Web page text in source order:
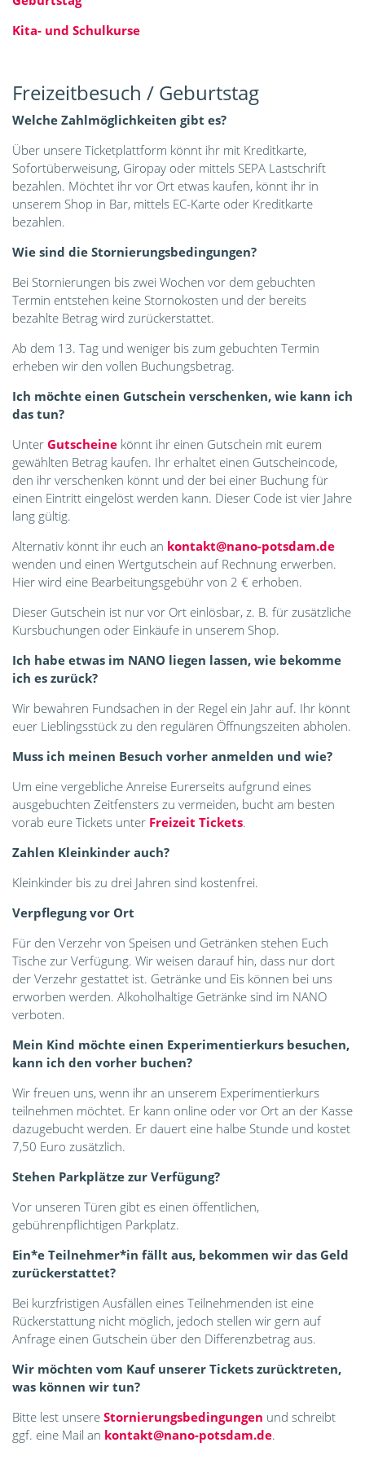
Kita- und Schulkurse
Freizeitbesuch / Geburtstag
Welche Zahlmöglichkeiten gibt es?
Über unsere Ticketplattform könnt ihr mit Kreditkarte,
Sofortüberweisung, Giropay oder mittels SEPA Lastschrift
bezahlen. Möchtet ihr vor Ort etwas kaufen, könnt ihr in
unserem Shop in Bar, mittels EC-Karte oder Kreditkarte
bezahlen.
Wie sind die Stornierungsbedingungen?
Bei Stornierungen bis zwei Wochen vor dem gebuchten
Termin entstehen keine Stornokosten und der bereits
bezahlte Betrag wird zurückerstattet.
Ab dem 13. Tag und weniger bis zum gebuchten Termin
erheben wir den vollen Buchungsbetrag.
Ich möchte einen Gutschein verschenken, wie kann ich
das tun?
Unter Gutscheine könnt ihr einen Gutschein mit eurem
gewählten Betrag kaufen. Ihr erhaltet einen Gutscheincode,
den ihr verschenken könnt und der bei einer Buchung für
einen Eintritt eingelöst werden kann. Dieser Code ist vier Jahre
lang gültig.
Alternativ könnt ihr euch an kontakt@nano-potsdam.de
wenden und einen Wertgutschein auf Rechnung erwerben.
Hier wird eine Bearbeitungsgebühr von 2 € erhoben.
Dieser Gutschein ist nur vor Ort einlösbar, z. B. für zusätzliche
Kursbuchungen oder Einkäufe in unserem Shop.
Ich habe etwas im NANO liegen lassen, wie bekomme
ich es zurück?
Wir bewahren Fundsachen in der Regel ein Jahr auf. Ihr könnt
euer Lieblingsstück zu den regulären Öffnungszeiten abholen.
Muss ich meinen Besuch vorher anmelden und wie?
Um eine vergebliche Anreise Eurerseits aufgrund eines
ausgebuchten Zeitfensters zu vermeiden, bucht am besten
vorab eure Tickets unter Freizeit Tickets.
Zahlen Kleinkinder auch?
Kleinkinder bis zu drei Jahren sind kostenfrei.
Verpflegung vor Ort
Für den Verzehr von Speisen und Getränken stehen Euch
Tische zur Verfügung. Wir weisen darauf hin, dass nur dort
der Verzehr gestattet ist. Getränke und Eis können bei uns
erworben werden. Alkoholhaltige Getränke sind im NANO
verboten.
Mein Kind möchte einen Experimentierkurs besuchen,
kann ich den vorher buchen?
Wir freuen uns, wenn ihr an unserem Experimentierkurs
teilnehmen möchtet. Er kann online oder vor Ort an der Kasse
dazugebucht werden. Er dauert eine halbe Stunde und kostet
7,50 Euro zusätzlich.
Stehen Parkplätze zur Verfügung?
Vor unseren Türen gibt es einen öffentlichen,
gebührenpflichtigen Parkplatz.
Ein*e Teilnehmer*in fällt aus, bekommen wir das Geld
zurückerstattet?
Bei kurzfristigen Ausfällen eines Teilnehmenden ist eine
Rückerstattung nicht möglich, jedoch stellen wir gern auf
Anfrage einen Gutschein über den Differenzbetrag aus.
Wir möchten vom Kauf unserer Tickets zurücktreten,
was können wir tun?
Bitte lest unsere Stornierungsbedingungen und schreibt
ggf. eine Mail an kontakt@nano-potsdam.de.